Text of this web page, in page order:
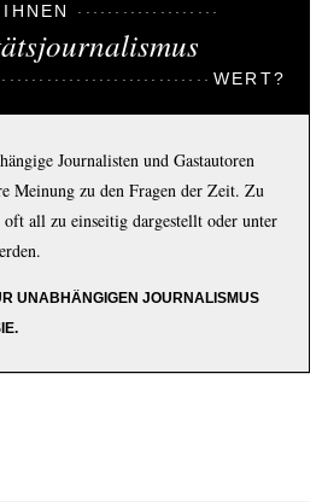
WERT?
Journalisten und Gastautoren
Meinung zu den Fragen der Zeit. Zu
oft all zu einseitig dargestellt oder unter
UNABHÄNGIGEN JOURNALISMUS